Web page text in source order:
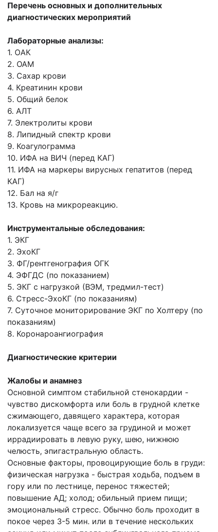
Перечень основных и дополнительных
диагностических мероприятий
Лабораторные анализы:
1. OАК
2. ОАМ
3. Сахар крови
4. Креатинин крови
5. Общий белок
6. AЛT
7. Электролиты крови
8. Липидный спектр крови
9. Коагулограмма
10. ИФА на ВИЧ (перед КАГ)
11. ИФА на маркеры вирусных гепатитов (перед
КАГ)
12. Бал на я/г
13. Кровь на микрореакцию.
Инструментальные обследования:
1. ЭКГ
2. ЭхоКГ
3. ФГ/рентгенография ОГК
4. ЭФГДС (по показанием)
5. ЭКГ с нагрузкой (ВЭМ, тредмил-тест)
6. Стресс-ЭхоКГ (по показаниям)
7. Суточное мониторирование ЭКГ по Холтеру (по
показаниям)
8. Коронароангиография
Диагностические критерии
Жалобы и анамнез
Основной симптом стабильной стенокардии -
чувство дискомфорта или боль в грудной клетке
сжимающего, давящего характера, которая
локализуется чаще всего за грудиной и может
иррадиировать в левую руку, шею, нижнюю
челюсть, эпигастральную область.
Основные факторы, провоцирующие боль в груди:
физическая нагрузка - быстрая ходьба, подъем в
гору или по лестнице, перенос тяжестей;
повышение АД; холод; обильный прием пищи;
эмоциональный стресс. Обычно боль проходит в
покое через 3-5 мин. или в течение нескольких